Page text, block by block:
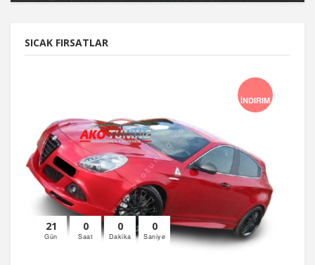
SICAK FIRSATLAR
İNDIRIM
21
Gün
0
Saat
0
Dakika
0
Saniye